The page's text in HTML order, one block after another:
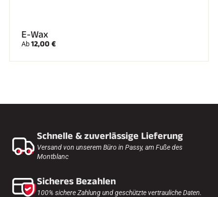
E-Wax
Ab12,00 €
Schnelle & zuverlässige Lieferung
Versand von unserem Büro in Passy, am Fuße des
Montblanc
Sicheres Bezahlen
100% sichere Zahlung und geschützte vertrauliche Daten.